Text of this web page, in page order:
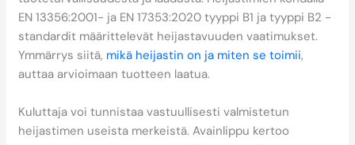
EN 13356:2001- ja EN 17353:2020 tyyppi B1 ja tyyppi B2 -
standardit määrittelevät heijastavuuden vaatimukset.
Ymmärrys siitä, mikä heijastin on ja miten se toimii,
auttaa arvioimaan tuotteen laatua.
Kuluttaja voi tunnistaa vastuullisesti valmistetun
heijastimen useista merkeistä. Avainlippu kertoo